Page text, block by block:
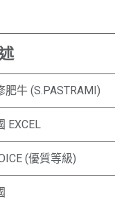
肥牛 (S.PASTRAMI)
EXCEL
(優質等級)